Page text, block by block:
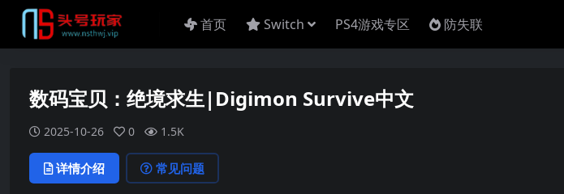
首页 Switch PS4游戏专区 防失联
数码宝贝：绝境求生|Digimon Survive中文
2025-10-26 0 1.5K
详情介绍 常见问题